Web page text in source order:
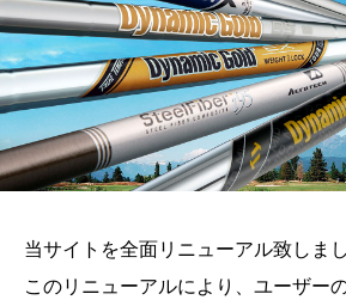
当サイトを全面リニューアル致しまし
このリニューアルにより、ユーザー